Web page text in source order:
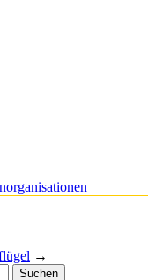
→